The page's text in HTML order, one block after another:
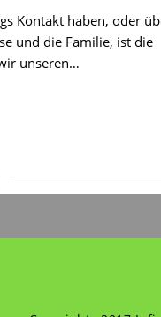
Kontakt haben, oder
und die Familie, ist die
unseren…